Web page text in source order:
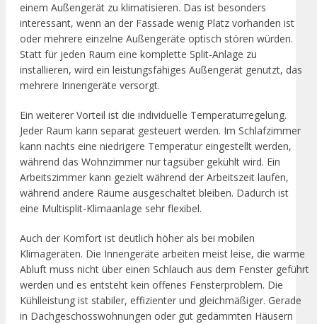
einem Außengerät zu klimatisieren. Das ist besonders
interessant, wenn an der Fassade wenig Platz vorhanden ist
oder mehrere einzelne Außengeräte optisch stören würden.
Statt für jeden Raum eine komplette Split-Anlage zu
installieren, wird ein leistungsfähiges Außengerät genutzt, das
mehrere Innengeräte versorgt.
Ein weiterer Vorteil ist die individuelle Temperaturregelung.
Jeder Raum kann separat gesteuert werden. Im Schlafzimmer
kann nachts eine niedrigere Temperatur eingestellt werden,
während das Wohnzimmer nur tagsüber gekühlt wird. Ein
Arbeitszimmer kann gezielt während der Arbeitszeit laufen,
während andere Räume ausgeschaltet bleiben. Dadurch ist
eine Multisplit-Klimaanlage sehr flexibel.
Auch der Komfort ist deutlich höher als bei mobilen
Klimageräten. Die Innengeräte arbeiten meist leise, die warme
Abluft muss nicht über einen Schlauch aus dem Fenster geführt
werden und es entsteht kein offenes Fensterproblem. Die
Kühlleistung ist stabiler, effizienter und gleichmäßiger. Gerade
in Dachgeschosswohnungen oder gut gedämmten Häusern